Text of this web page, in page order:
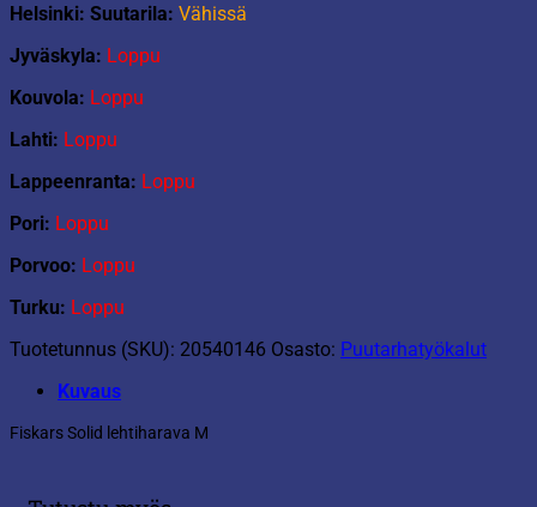
Helsinki: Suutarila: Vähissä
Jyväskyla: Loppu
Kouvola: Loppu
Lahti: Loppu
Lappeenranta: Loppu
Pori: Loppu
Porvoo: Loppu
Turku: Loppu
Tuotetunnus (SKU): 20540146 Osasto: Puutarhatyökalut
Kuvaus
Fiskars Solid lehtiharava M